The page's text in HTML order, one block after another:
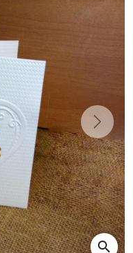
Next
search